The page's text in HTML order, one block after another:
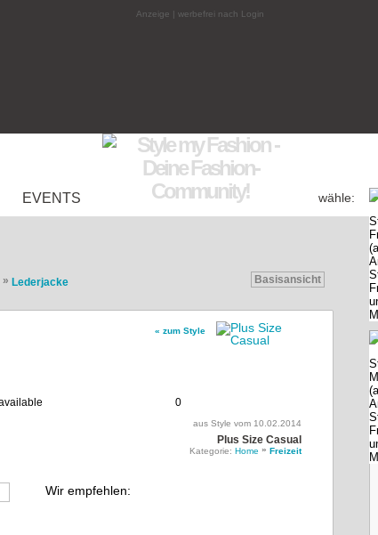
Anzeige | werbefrei nach Login
EVENTS wähle:
» Lederjacke Basisansicht
« zum Style
0
aus Style vom 10.02.2014
Plus Size Casual
Kategorie: Home » Freizeit
Wir empfehlen: